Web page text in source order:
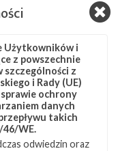
zobaczyć
Użytkowników i
z powszechnie
szczególności z
i Rady (UE)
ochrony
danych
takich
WE.
odwiedzin oraz